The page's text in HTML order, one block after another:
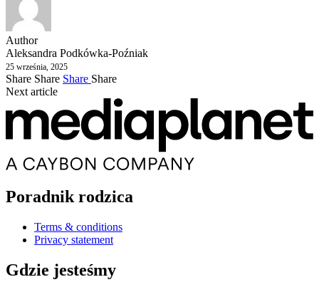
Author
Aleksandra Podkówka-Poźniak
25 września, 2025
Share Share Share Share
Next article
Poradnik rodzica
Terms & conditions
Privacy statement
Gdzie jesteśmy